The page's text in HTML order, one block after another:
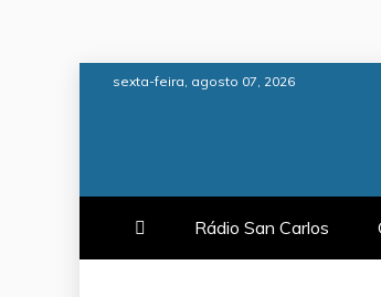
sexta-feira, agosto 07, 2026
Rádio San Carlos